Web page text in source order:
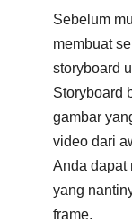
Sebelum
membuat
storyboard
Storyboard
gambar
video dari
Anda dapat
yang
frame.